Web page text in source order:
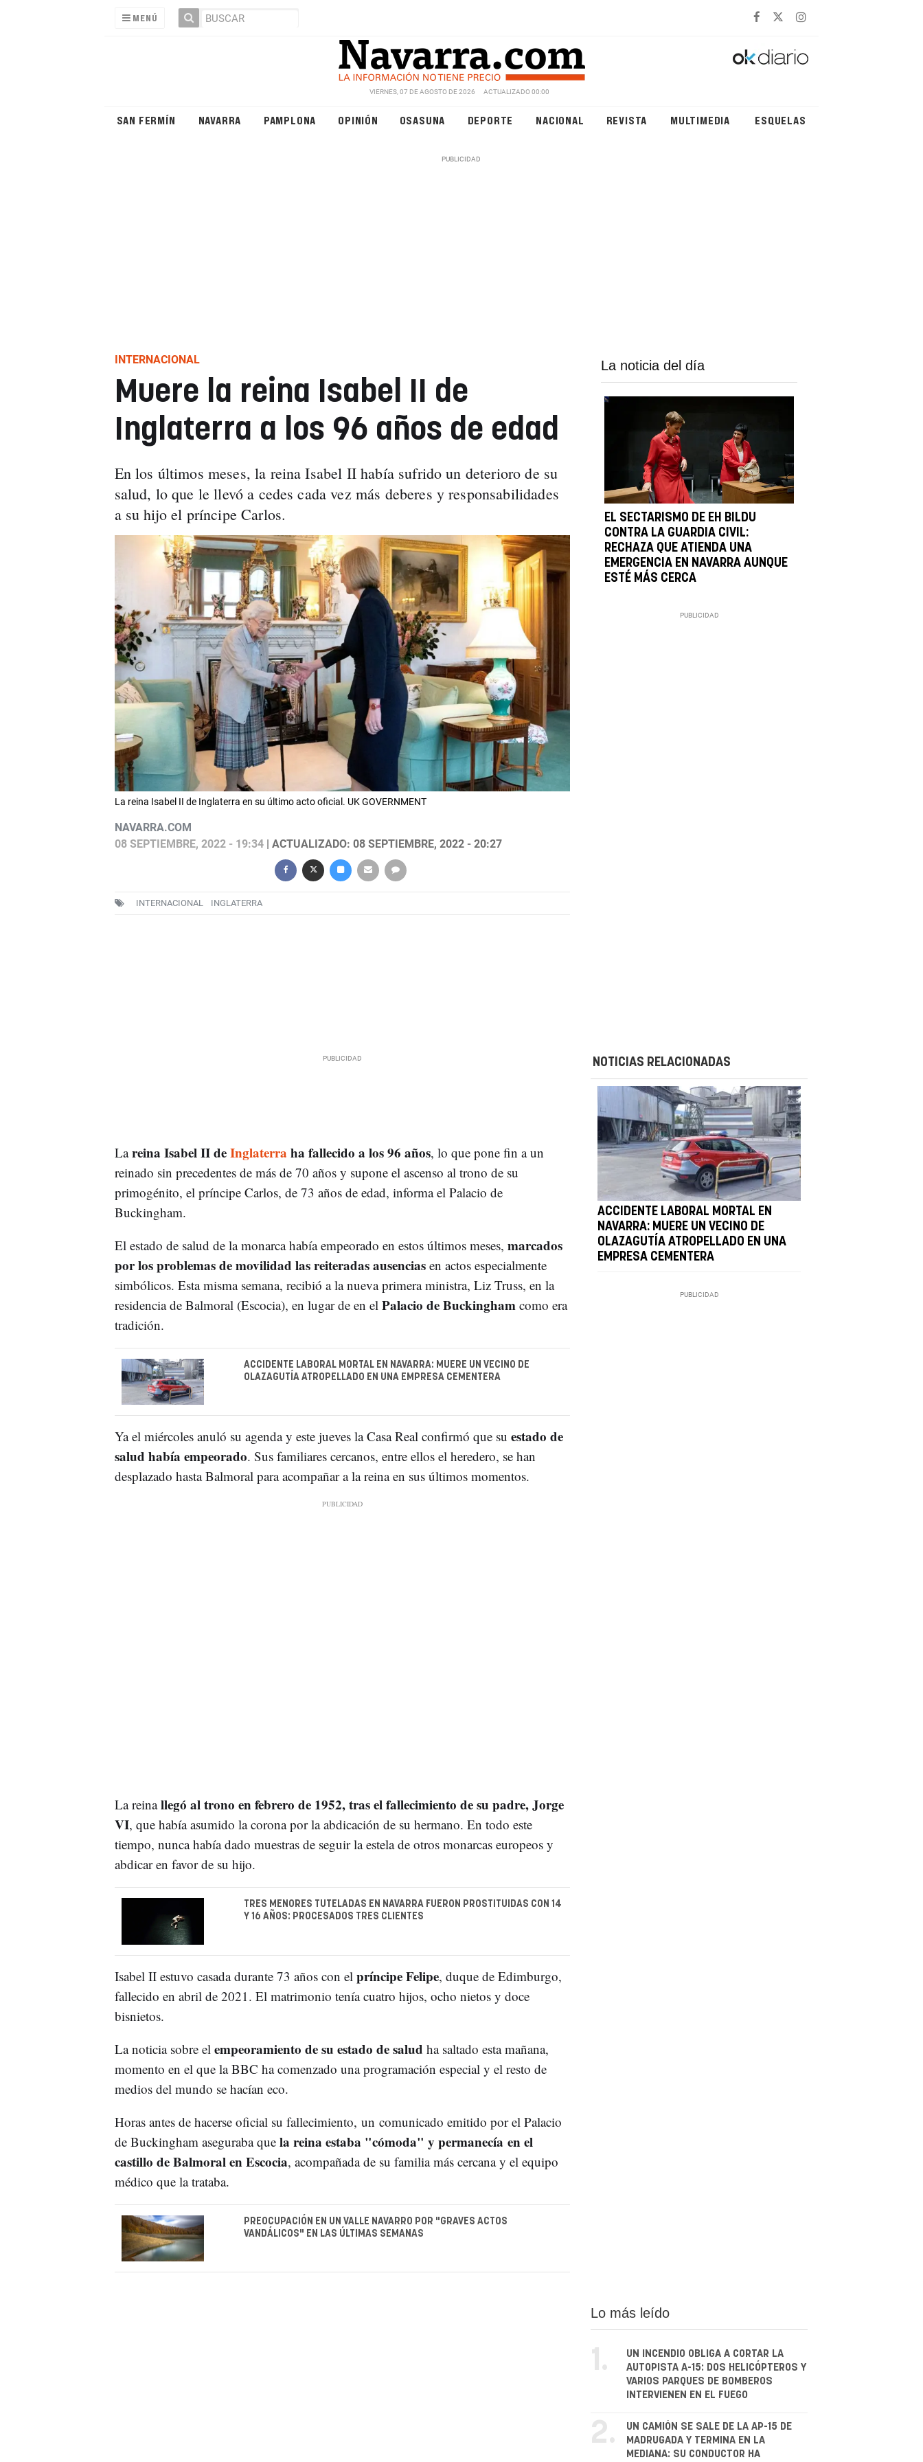
MENÚ
VIERNES, 07 DE AGOSTO DE 2026 ACTUALIZADO 00:00
SAN FERMÍN NAVARRA PAMPLONA OPINIÓN OSASUNA DEPORTE NACIONAL REVISTA MULTIMEDIA ESQUELAS
INTERNACIONAL
Muere la reina Isabel II de
Inglaterra a los 96 años de edad
En los últimos meses, la reina Isabel II había sufrido un deterioro de su
salud, lo que le llevó a cedes cada vez más deberes y responsabilidades
a su hijo el príncipe Carlos.
La reina Isabel II de Inglaterra en su último acto oficial. UK GOVERNMENT
NAVARRA.COM
08 SEPTIEMBRE, 2022 - 19:34| ACTUALIZADO: 08 SEPTIEMBRE, 2022 - 20:27
INTERNACIONAL INGLATERRA
La noticia del día
EL SECTARISMO DE EH BILDU
CONTRA LA GUARDIA CIVIL:
RECHAZA QUE ATIENDA UNA
EMERGENCIA EN NAVARRA AUNQUE
ESTÉ MÁS CERCA
Lareina Isabel II deInglaterra ha fallecido a los 96 años, lo que pone fin a un
reinado sin precedentes de más de 70 años y supone el ascenso al trono de su
primogénito, el príncipe Carlos, de 73 años de edad, informa el Palacio de
Buckingham.
El estado de salud de la monarca había empeorado en estos últimos meses, marcados
por los problemas de movilidad las reiteradas ausencias en actos especialmente
simbólicos. Esta misma semana, recibió a la nueva primera ministra, Liz Truss, en la
residencia de Balmoral (Escocia), en lugar de en el Palacio de Buckingham como era
tradición.
ACCIDENTE LABORAL MORTAL EN NAVARRA: MUERE UN VECINO DE
OLAZAGUTÍA ATROPELLADO EN UNA EMPRESA CEMENTERA
Ya el miércoles anuló su agenda y este jueves la Casa Real confirmó que su estado de
salud había empeorado. Sus familiares cercanos, entre ellos el heredero, se han
desplazado hasta Balmoral para acompañar a la reina en sus últimos momentos.
La reinallegó al trono en febrero de 1952, tras el fallecimiento de su padre, Jorge
VI, que había asumido la corona por la abdicación de su hermano. En todo este
tiempo, nunca había dado muestras de seguir la estela de otros monarcas europeos y
abdicar en favor de su hijo.
TRES MENORES TUTELADAS EN NAVARRA FUERON PROSTITUIDAS CON 14
Y 16 AÑOS: PROCESADOS TRES CLIENTES
Isabel II estuvo casada durante 73 años con el príncipe Felipe, duque de Edimburgo,
fallecido en abril de 2021. El matrimonio tenía cuatro hijos, ocho nietos y doce
bisnietos.
La noticia sobre elempeoramiento de su estado de salud ha saltado esta mañana,
momento en el que la BBC ha comenzado una programación especial y el resto de
medios del mundo se hacían eco.
Horas antes de hacerse oficial su fallecimiento, un comunicado emitido por el Palacio
de Buckingham aseguraba que la reina estaba "cómoda" y permanecía en el
castillo de Balmoral en Escocia, acompañada de su familia más cercana y el equipo
médico que la trataba.
PREOCUPACIÓN EN UN VALLE NAVARRO POR "GRAVES ACTOS
VANDÁLICOS" EN LAS ÚLTIMAS SEMANAS
NOTICIAS RELACIONADAS
ACCIDENTE LABORAL MORTAL EN
NAVARRA: MUERE UN VECINO DE
OLAZAGUTÍA ATROPELLADO EN UNA
EMPRESA CEMENTERA
Lo más leído
1.
UN INCENDIO OBLIGA A CORTAR LA
AUTOPISTA A-15: DOS HELICÓPTEROS Y
VARIOS PARQUES DE BOMBEROS
INTERVIENEN EN EL FUEGO
2.
UN CAMIÓN SE SALE DE LA AP-15 DE
MADRUGADA Y TERMINA EN LA
MEDIANA: SU CONDUCTOR HA